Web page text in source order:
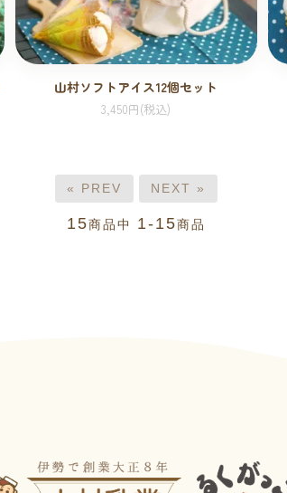
山村ソフトアイス12個セット
3,450円(税込)
« PREV NEXT »
15商品中 1-15商品